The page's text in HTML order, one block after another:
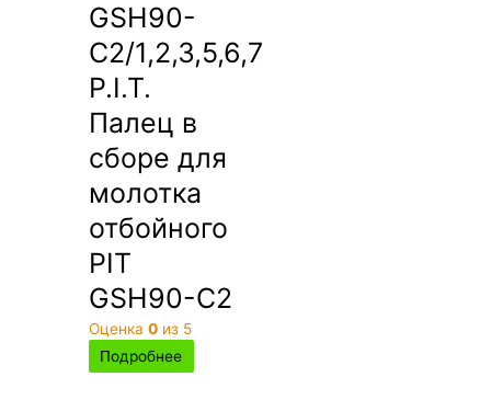
GSH90-
C2/1,2,3,5,6,7
P.I.T.
Палец в
сборе для
молотка
отбойного
PIT
GSH90-C2
Оценка0 из 5
Подробнее